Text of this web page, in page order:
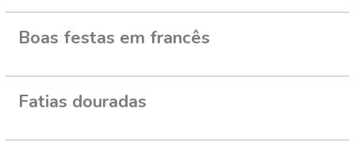
Boas festas em francês
Fatias douradas